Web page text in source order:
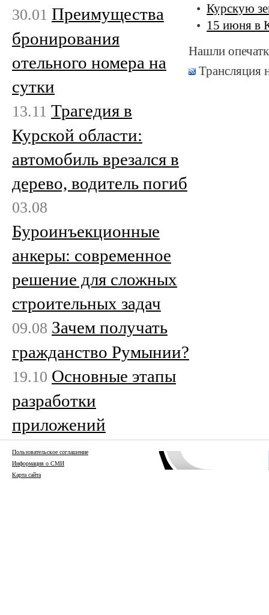
Курскую
15 июня в
Нашли
Трансляция
30.01 Преимущества
бронирования
отельного номера на
сутки
13.11 Трагедия в
Курской области:
автомобиль врезался в
дерево, водитель погиб
03.08
Буроинъекционные
анкеры: современное
решение для сложных
строительных задач
09.08 Зачем получать
гражданство Румынии?
19.10 Основные этапы
разработки
приложений
Пользовательское соглашение
Информация о СМИ
Карта сайта